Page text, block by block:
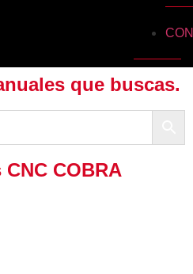
que buscas.
COBRA